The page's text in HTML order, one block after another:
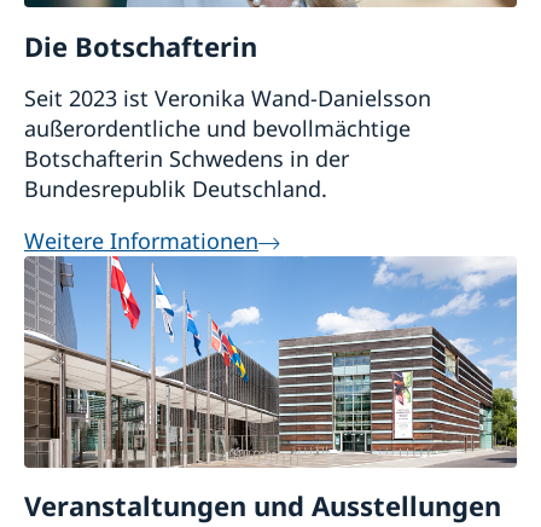
Die Botschafterin
Seit 2023 ist Veronika Wand-Danielsson
außerordentliche und bevollmächtige
Botschafterin Schwedens in der
Bundesrepublik Deutschland.
Weitere Informationen
Veranstaltungen und Ausstellungen